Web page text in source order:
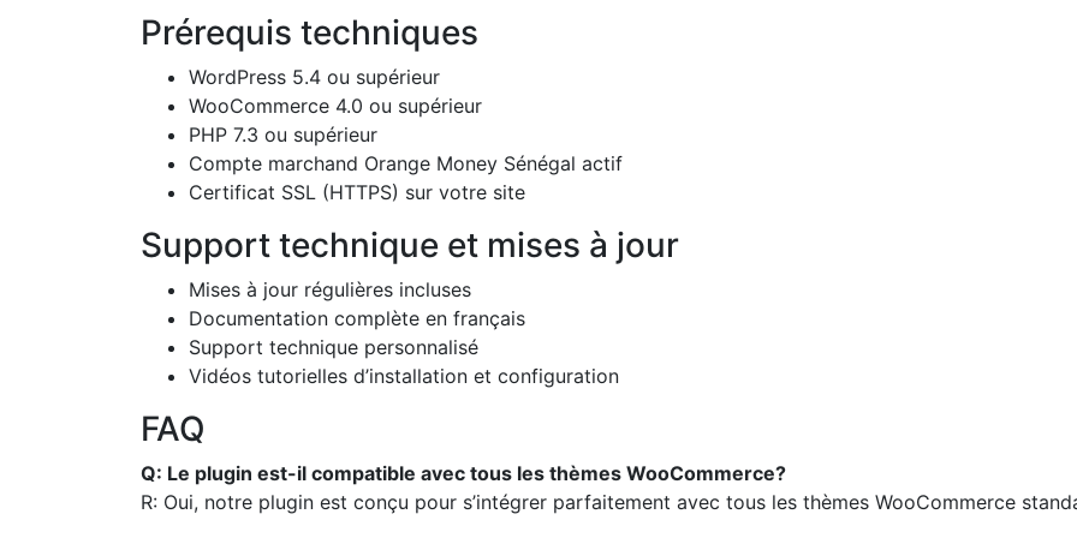
Prérequis techniques
WordPress 5.4 ou supérieur
WooCommerce 4.0 ou supérieur
PHP 7.3 ou supérieur
Compte marchand Orange Money Sénégal actif
Certificat SSL (HTTPS) sur votre site
Support technique et mises à jour
Mises à jour régulières incluses
Documentation complète en français
Support technique personnalisé
Vidéos tutorielles d’installation et configuration
FAQ
Q: Le plugin est-il compatible avec tous les thèmes WooCommerce?
R: Oui, notre plugin est conçu pour s’intégrer parfaitement avec tous les thèmes WooCommerce